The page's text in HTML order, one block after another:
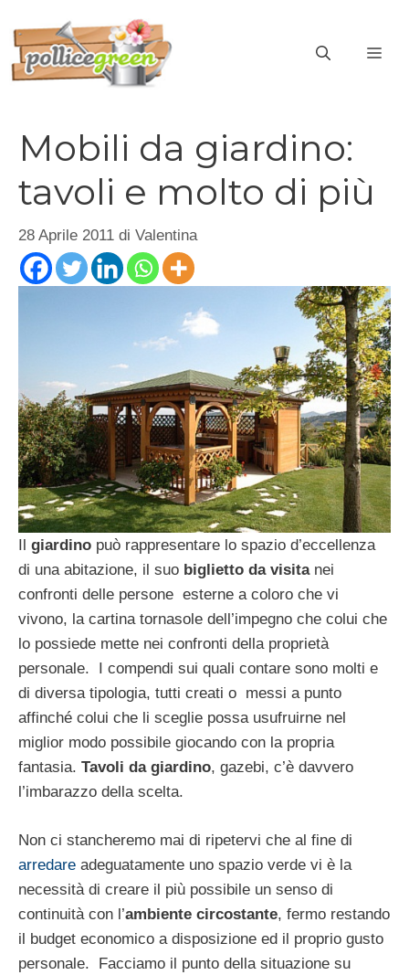
contenuto
Mobili da giardino:
tavoli e molto di più
28 Aprile 2011 di Valentina
giardino può rappresentare lo spazio d’eccellenza
di una abitazione, il suo biglietto da visitanei
confronti delle persone esterne a coloro che vi
vivono, la cartina tornasole dell’impegno che colui che
lo possiede mette nei confronti della proprietà
personale. I compendi sui quali contare sono molti e
di diversa tipologia, tutti creati o messi a punto
affinché colui che li sceglie possa usufruirne nel
miglior modo possibile giocando con la propria
fantasia. Tavoli da giardino, gazebi, c’è davvero
l’imbarazzo della scelta.
Non ci stancheremo mai di ripetervi che al fine di
arredare adeguatamente uno spazio verde vi è la
necessità di creare il più possibile un senso di
continuità con l’ambiente circostante, fermo restando
il budget economico a disposizione ed il proprio gusto
personale. Facciamo il punto della situazione su